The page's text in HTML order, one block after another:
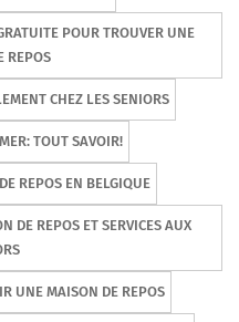
POUR TROUVER UNE
REPOS
CHEZ LES SENIORS
TOUT SAVOIR!
REPOS EN BELGIQUE
DE REPOS ET SERVICES AUX
UNE MAISON DE REPOS